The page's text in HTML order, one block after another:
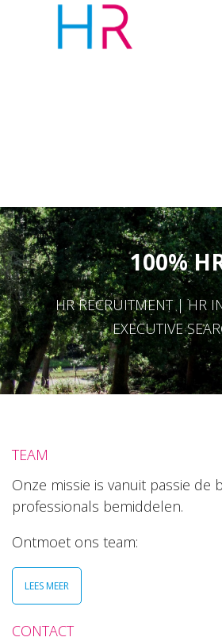
100%
HR RECRUITMENT | HR
EXECUTIVE
TEAM
Onze missie is vanuit passie de
professionals bemiddelen.
Ontmoet ons team:
LEES MEER
CONTACT